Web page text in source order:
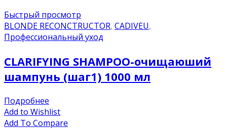
Быстрый просмотр
BLONDE RECONCTRUCTOR, CADIVEU,
Профессиональный уход
CLARIFYING SHAMPOO-очищаюший
шампунь (шаг1) 1000 мл
Подробнее
Add to Wishlist
Add To Compare